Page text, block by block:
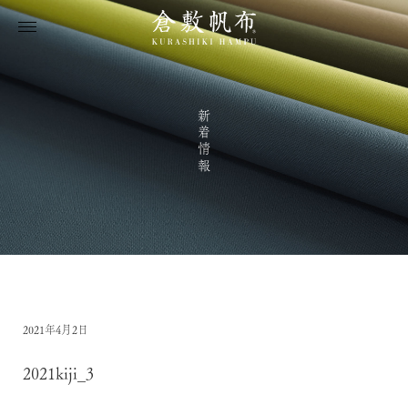
新着情報
2021年4月2日
2021kiji_3